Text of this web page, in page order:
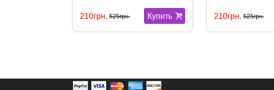
Купить
210грн. 525грн. 210грн. 525грн.